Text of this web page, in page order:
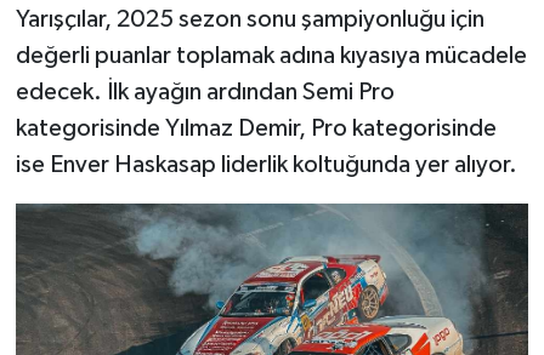
Yarışçılar, 2025 sezon sonu şampiyonluğu için
değerli puanlar toplamak adına kıyasıya mücadele
edecek. İlk ayağın ardından Semi Pro
kategorisinde Yılmaz Demir, Pro kategorisinde
ise Enver Haskasap liderlik koltuğunda yer alıyor.